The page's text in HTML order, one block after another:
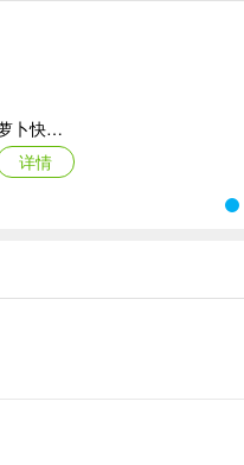
萝卜快跑软件2025最新版本
详情
萝卜快跑无人驾驶服务平台